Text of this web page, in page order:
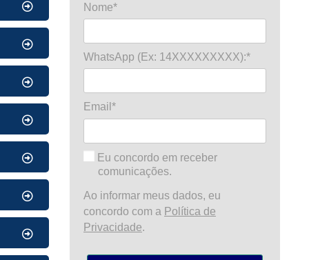
Nome*
WhatsApp (Ex: 14XXXXXXXXX):*
Email*
Eu concordo em receber
comunicações.
Ao informar meus dados, eu
concordo com a Política de
Privacidade.